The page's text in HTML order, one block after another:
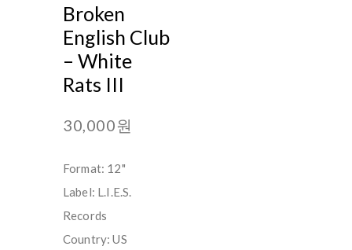
Broken
English Club
‎– White
Rats III
30,000원
Format: 12"
Label: L.I.E.S.
Records
Country: US